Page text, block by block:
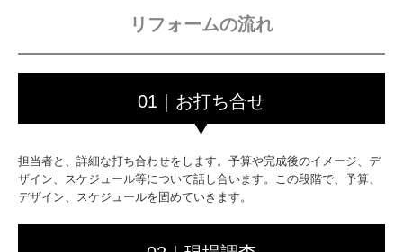
リフォームの流れ
01｜お打ち合せ
担当者と、詳細な打ち合わせをします。予算や完成後のイメージ、デ
ザイン、スケジュール等について話し合います。この段階で、予算、
デザイン、スケジュールを固めていきます。